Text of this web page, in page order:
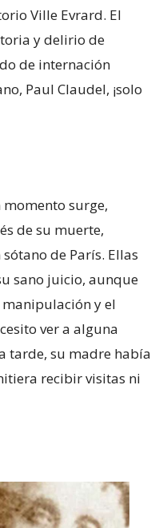
Ville Evrard. El
y delirio de
de internación
Paul Claudel, ¡solo
surge,
de su muerte,
de París. Ellas
sano juicio, aunque
y el
ver a alguna
tarde, su madre había
recibir visitas ni